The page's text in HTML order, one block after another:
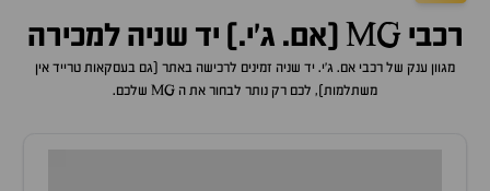
רכבי MG (אם. ג'י.) יד שניה למכירה
מגוון ענק של רכבי אם. ג'י. יד שניה זמינים לרכישה באתר (גם בעסקאות טרייד אין
משתלמות), לכם רק נותר לבחור את ה MG שלכם.